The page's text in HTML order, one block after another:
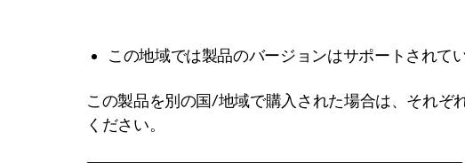
この地域では製品のバージョンはサポートされてい
この製品を別の国/地域で購入された場合は、それぞ
ください。